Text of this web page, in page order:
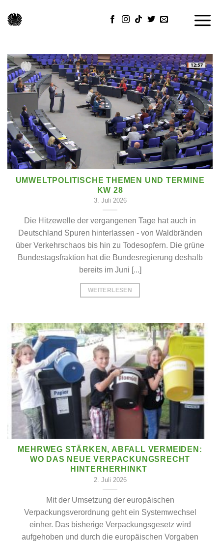
UMWELTPOLITISCHE THEMEN UND TERMINE
KW 28
3. Juli 2026
Die Hitzewelle der vergangenen Tage hat auch in
Deutschland Spuren hinterlassen - von Waldbränden
über Verkehrschaos bis hin zu Todesopfern. Die grüne
Bundestagsfraktion hat die Bundesregierung deshalb
bereits im Juni [...]
WEITERLESEN
MEHRWEG STÄRKEN, ABFALL VERMEIDEN:
WO DAS NEUE VERPACKUNGSRECHT
HINTERHERHINKT
2. Juli 2026
Mit der Umsetzung der europäischen
Verpackungsverordnung geht ein Systemwechsel
einher. Das bisherige Verpackungsgesetz wird
aufgehoben und durch die europäischen Vorgaben